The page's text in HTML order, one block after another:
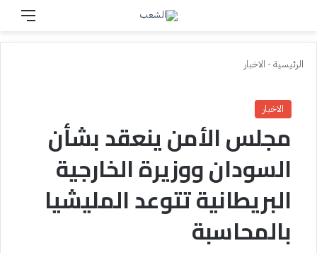
بحث عن
الرئيسية - الاخبار
الاخبار
مجلس الأمن ينعقد بشأن
السودان ووزيرة الخارجية
البريطانية تتوعد المليشيا
بالمحاسبة